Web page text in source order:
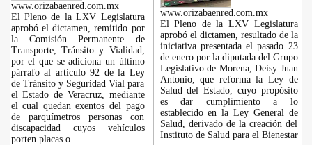
www.orizabaenred.com.mx
El Pleno de la LXV Legislatura
aprobó el dictamen, remitido por
la Comisión Permanente de
Transporte, Tránsito y Vialidad,
por el que se adiciona un último
párrafo al artículo 92 de la Ley
de Tránsito y Seguridad Vial para
el Estado de Veracruz, mediante
el cual quedan exentos del pago
de parquímetros personas con
discapacidad cuyos vehículos
porten placas o
www.orizabaenred.com.mx
El Pleno de la LXV Legislatura
aprobó el dictamen, resultado de la
iniciativa presentada el pasado 23
de enero por la diputada del Grupo
Legislativo de Morena, Deisy Juan
Antonio, que reforma la Ley de
Salud del Estado, cuyo propósito
es dar cumplimiento a lo
establecido en la Ley General de
Salud, derivado de la creación del
Instituto de Salud para el Bienestar